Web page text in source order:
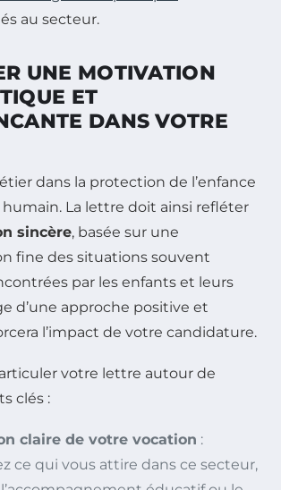
au secteur.
UNE MOTIVATION
ET
DANS VOTRE
dans la protection de l’enfance
La lettre doit ainsi refléter
sincère, basée sur une
fine des situations souvent
par les enfants et leurs
d’une approche positive et
l’impact de votre candidature.
votre lettre autour de
clés :
claire de votre vocation :
ce qui vous attire dans ce secteur,